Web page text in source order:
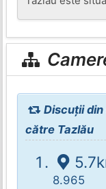
Discuții
către Tazlău
8.965